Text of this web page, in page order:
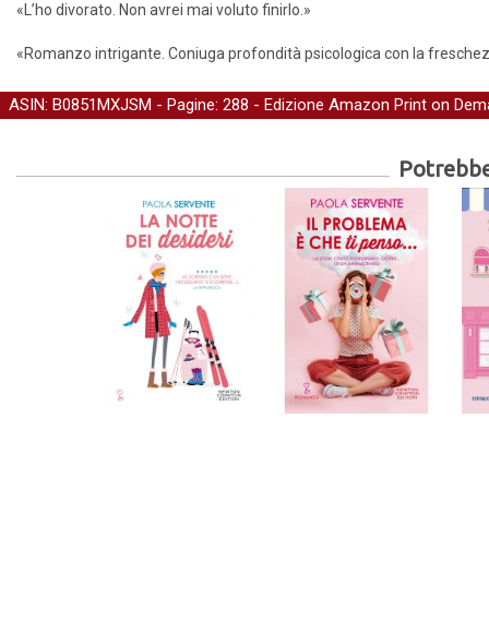
«L’ho divorato. Non avrei mai voluto finirlo.»
«Romanzo intrigante. Coniuga profondità psicologica con la
ASIN: B0851MXJSM - Pagine: 288 - Edizione Amazon Print on